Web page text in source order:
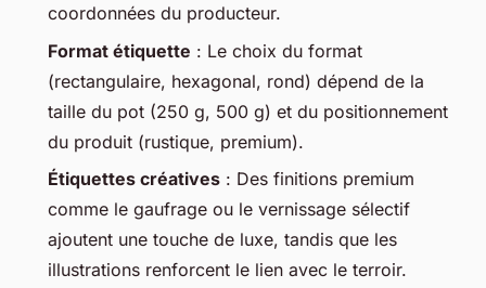
coordonnées du producteur.
Format étiquette : Le choix du format
(rectangulaire, hexagonal, rond) dépend de la
taille du pot (250 g, 500 g) et du positionnement
du produit (rustique, premium).
Étiquettes créatives : Des finitions premium
comme le gaufrage ou le vernissage sélectif
ajoutent une touche de luxe, tandis que les
illustrations renforcent le lien avec le terroir.